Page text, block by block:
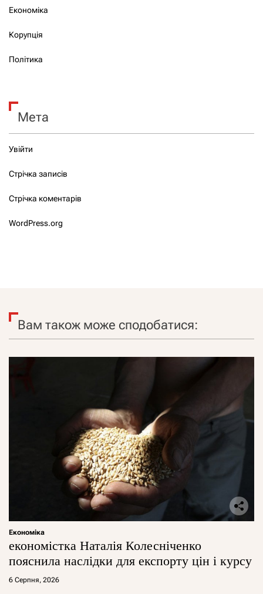
Економіка
Корупція
Політика
Мета
Увійти
Стрічка записів
Стрічка коментарів
WordPress.org
Вам також може сподобатися:
Економіка
економістка Наталія Колесніченко
пояснила наслідки для експорту цін і курсу
6 Серпня, 2026